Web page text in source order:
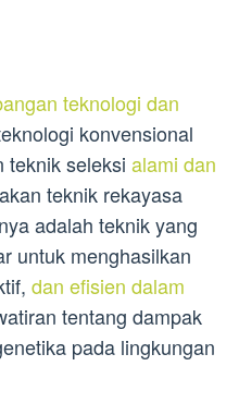
teknologi dan
konvensional
teknik seleksi alami dan
teknik rekayasa
adalah teknik yang
untuk menghasilkan
dan efisien dalam
tentang dampak
pada lingkungan